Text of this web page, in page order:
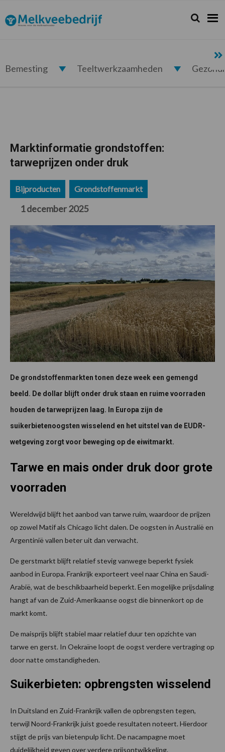
de
hoofdnavigatie
de
hoofd
de
eerste
de
voettekst
Melkveebedrijf.nl Zoeken...
Zoek
Bemesting Teeltwerkzaamheden
Marktinformatie grondstoffen:
tarweprijzen onder druk
Bijproducten Grondstoffenmarkt
1 december 2025
De grondstoffenmarkten tonen deze week een gemengd
beeld. De dollar blijft onder druk staan en ruime voorraden
houden de tarweprijzen laag. In Europa zijn de
suikerbietenoogsten wisselend en het uitstel van de EUDR-
wetgeving zorgt voor beweging op de eiwitmarkt.
Tarwe en mais onder druk door grote
voorraden
Wereldwijd blijft het aanbod van tarwe ruim, waardoor de prijzen
op zowel Matif als Chicago licht dalen. De oogsten in Australië en
Argentinië vallen beter uit dan verwacht.
De gerstmarkt blijft relatief stevig vanwege beperkt fysiek
aanbod in Europa. Frankrijk exporteert veel naar China en Saudi-
Arabië, wat de beschikbaarheid beperkt. Een mogelijke prijsdaling
hangt af van de Zuid-Amerikaanse oogst die binnenkort op de
markt komt.
De maisprijs blijft stabiel maar relatief duur ten opzichte van
tarwe en gerst. In Oekraïne loopt de oogst verdere vertraging op
door natte omstandigheden.
Suikerbieten: opbrengsten wisselend
In Duitsland en Zuid-Frankrijk vallen de opbrengsten tegen,
terwijl Noord-Frankrijk juist goede resultaten noteert. Hierdoor
stijgt de prijs van bietenpulp licht. De nacampagne moet
duidelijkheid geven over verdere prijsontwikkeling.